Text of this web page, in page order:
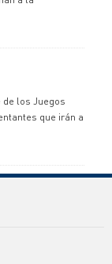
de los Juegos
que irán a